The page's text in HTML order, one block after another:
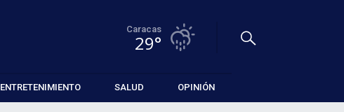
Caracas
29°
ENTRETENIMIENTO SALUD OPINIÓN